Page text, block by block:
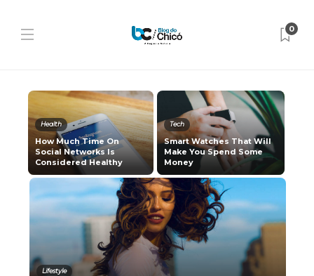
0
Health
How Much Time On
Social Networks Is
Considered Healthy
Tech
Smart Watches That Will
Make You Spend Some
Money
Lifestyle